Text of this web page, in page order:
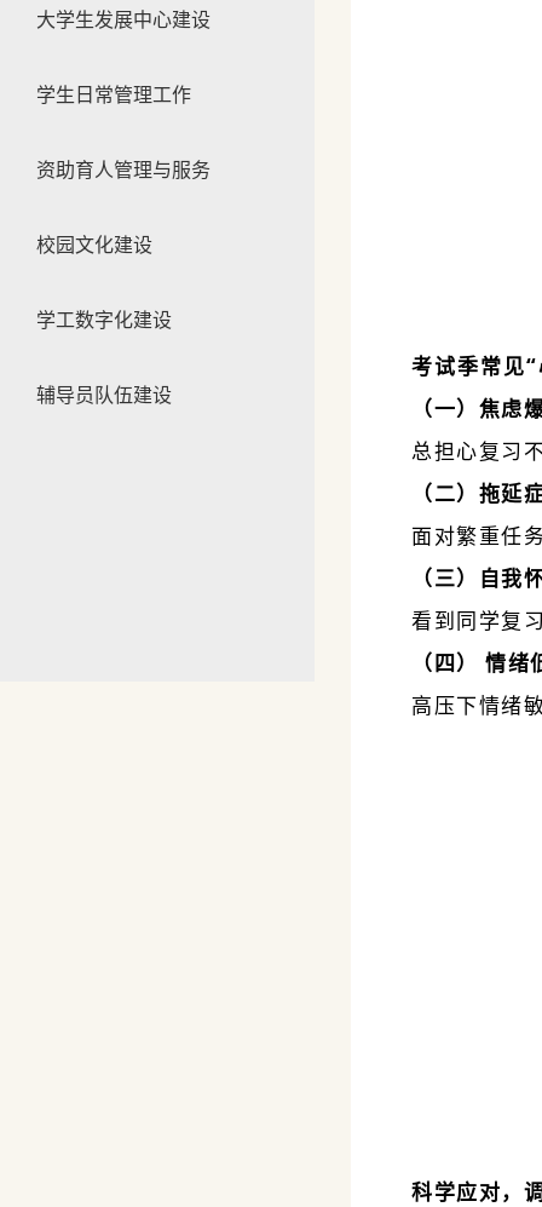
大学生发展中心建设
学生日常管理工作
资助育人管理与服务
校园文化建设
学工数字化建设
辅导员队伍建设
考试季常见
（一）焦虑
总担心复习
（二）拖延
面对繁重任
（三）自我
看到同学复
（四） 情绪
高压下情绪
科学应对，